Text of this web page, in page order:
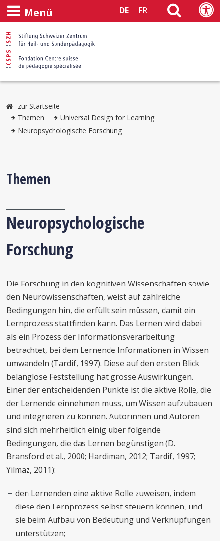
Menü DE FR
zur Startseite
Themen
Universal Design for Learning
Neuropsychologische Forschung
Themen
Neuropsychologische
Forschung
Die Forschung in den kognitiven Wissenschaften sowie
den Neurowissenschaften, weist auf zahlreiche
Bedingungen hin, die erfüllt sein müssen, damit ein
Lernprozess stattfinden kann. Das Lernen wird dabei
als ein Prozess der Informationsverarbeitung
betrachtet, bei dem Lernende Informationen in Wissen
umwandeln (Tardif, 1997). Diese auf den ersten Blick
belanglose Feststellung hat grosse Auswirkungen.
Einer der entscheidenden Punkte ist die aktive Rolle, die
der Lernende einnehmen muss, um Wissen aufzubauen
und integrieren zu können. Autorinnen und Autoren
sind sich mehrheitlich einig über folgende
Bedingungen, die das Lernen begünstigen (D.
Bransford et al., 2000; Hardiman, 2012; Tardif, 1997;
Yilmaz, 2011):
den Lernenden eine aktive Rolle zuweisen, indem
diese den Lernprozess selbst steuern können, und
sie beim Aufbau von Bedeutung und Verknüpfungen
unterstützen;